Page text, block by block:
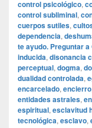
control psicológico,
control subliminal,
cuerpos sutiles,
dependencia,
te ayudo. Preguntar a
inducida, disonancia
perceptual, dogma,
dualidad controlada,
encarcelado, encierro
entidades astrales,
espiritual, esclavitud
tecnológica, esclavo,